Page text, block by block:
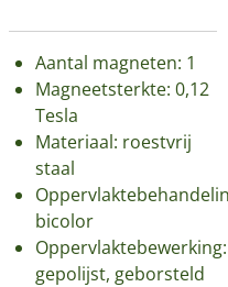
Aantal magneten: 1
Magneetsterkte: 0,12
Tesla
Materiaal: roestvrij
staal
bicolor
Oppervlaktebewerking:
gepolijst, geborsteld